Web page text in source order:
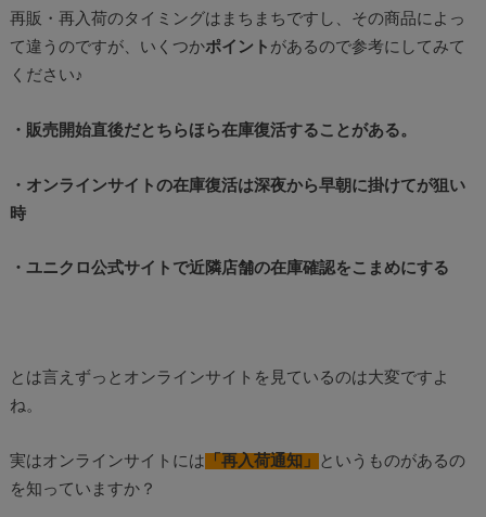
再販・再入荷のタイミングはまちまちですし、その商品によっ
て違うのですが、いくつかポイント があるので参考にしてみて
ください♪
・販売開始直後だとちらほら在庫復活することがある。
・オンラインサイトの在庫復活は深夜から早朝に掛けてが狙い
時
・ユニクロ公式サイトで近隣店舗の在庫確認をこまめにする
とは言えずっとオンラインサイトを見ているのは大変ですよ
ね。
実はオンラインサイトには 「再入荷通知」
というものがあるの
を知っていますか？